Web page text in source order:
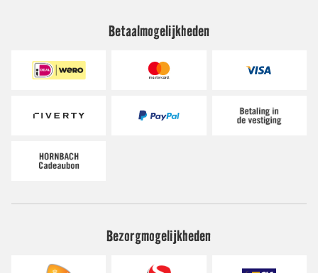
Betaalmogelijkheden
Bezorgmogelijkheden